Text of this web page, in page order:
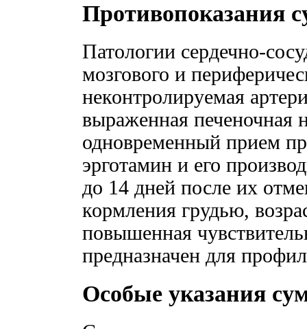
Противопоказания
Патологии сердечно-
мозгового и
неконтролируемая
выраженная печеночная
одновременный прием
эрготамин и его
до 14 дней после их
кормления грудью,
повышенная
предназначен для
Особые указания